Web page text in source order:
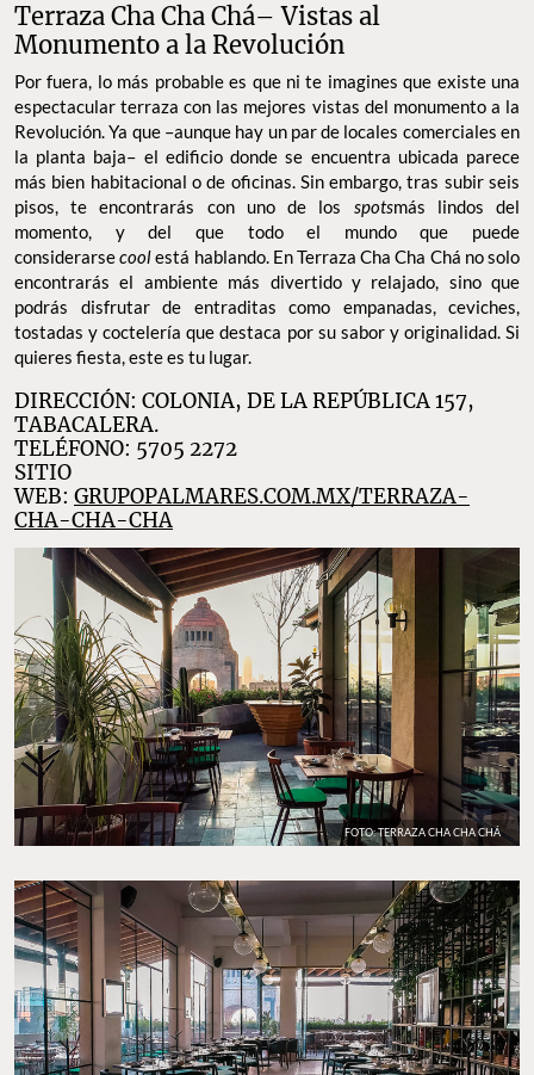
Terraza Cha Cha Chá– Vistas al
Monumento a la Revolución
Por fuera, lo más probable es que ni te imagines que existe una
espectacular terraza con las mejores vistas del monumento a la
Revolución. Ya que –aunque hay un par de locales comerciales en
la planta baja– el edificio donde se encuentra ubicada parece
más bien habitacional o de oficinas. Sin embargo, tras subir seis
pisos, te encontrarás con uno de los spotsmás
lindos del
momento, y del que todo el mundo que puede
considerarsecoolestá hablando. En Terraza Cha Cha Chá no solo
encontrarás el ambiente más divertido y relajado, sino que
podrás disfrutar de entraditas como empanadas, ceviches,
tostadas y coctelería que destaca por su sabor y originalidad. Si
quieres fiesta, este es tu lugar.
DIRECCIÓN: COLONIA, DE LA REPÚBLICA 157,
TABACALERA.
TELÉFONO: 5705 2272
SITIO
WEB: GRUPOPALMARES.COM.MX/TERRAZA-
CHA-CHA-CHA
FOTO: TERRAZA CHA CHA CHÁ